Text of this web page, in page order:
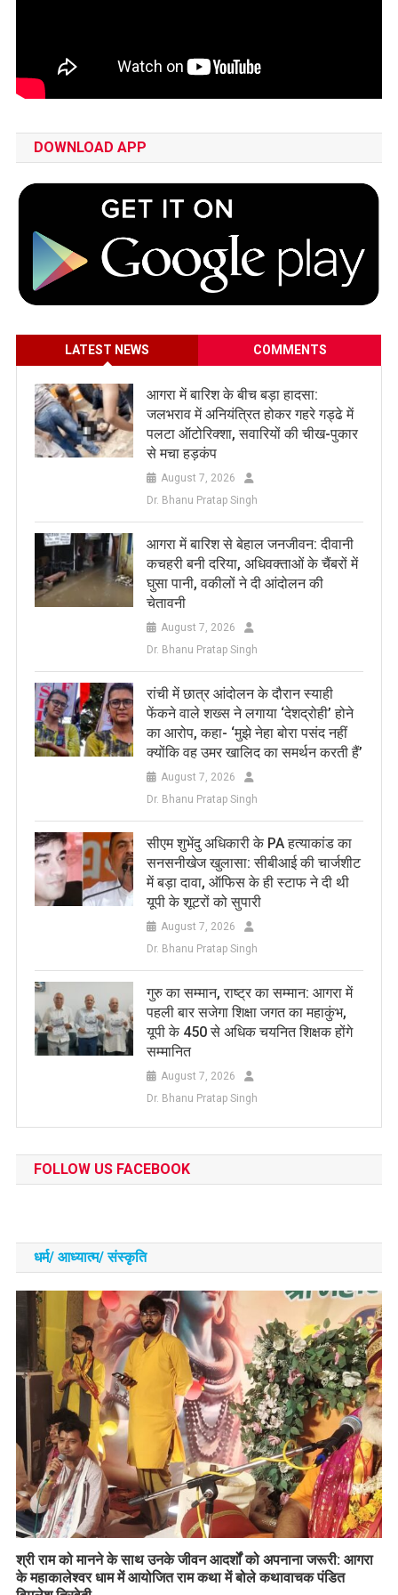
DOWNLOAD APP
LATEST NEWS COMMENTS
आगरा में बारिश के बीच बड़ा हादसा:
जलभराव में अनियंत्रित होकर गहरे गड्ढे में
पलटा ऑटोरिक्शा, सवारियों की चीख-पुकार
से मचा हड़कंप
August 7, 2026
Dr. Bhanu Pratap Singh
आगरा में बारिश से बेहाल जनजीवन: दीवानी
कचहरी बनी दरिया, अधिवक्ताओं के चैंबरों में
घुसा पानी, वकीलों ने दी आंदोलन की
चेतावनी
August 7, 2026
Dr. Bhanu Pratap Singh
रांची में छात्र आंदोलन के दौरान स्याही
फेंकने वाले शख्स ने लगाया ‘देशद्रोही’ होने
का आरोप, कहा- ‘मुझे नेहा बोरा पसंद नहीं
क्योंकि वह उमर खालिद का समर्थन करती हैं’
August 7, 2026
Dr. Bhanu Pratap Singh
सीएम शुभेंदु अधिकारी के PA हत्याकांड का
सनसनीखेज खुलासा: सीबीआई की चार्जशीट
में बड़ा दावा, ऑफिस के ही स्टाफ ने दी थी
यूपी के शूटरों को सुपारी
August 7, 2026
Dr. Bhanu Pratap Singh
​गुरु का सम्मान, राष्ट्र का सम्मान: आगरा में
पहली बार सजेगा शिक्षा जगत का महाकुंभ,
यूपी के 450 से अधिक चयनित शिक्षक होंगे
सम्मानित
August 7, 2026
Dr. Bhanu Pratap Singh
FOLLOW US FACEBOOK
धर्म/ आध्‍यात्‍म/ संस्‍कृति
​श्री राम को मानने के साथ उनके जीवन आदर्शों को अपनाना जरूरी: आगरा
के महाकालेश्वर धाम में आयोजित राम कथा में बोले कथावाचक पंडित